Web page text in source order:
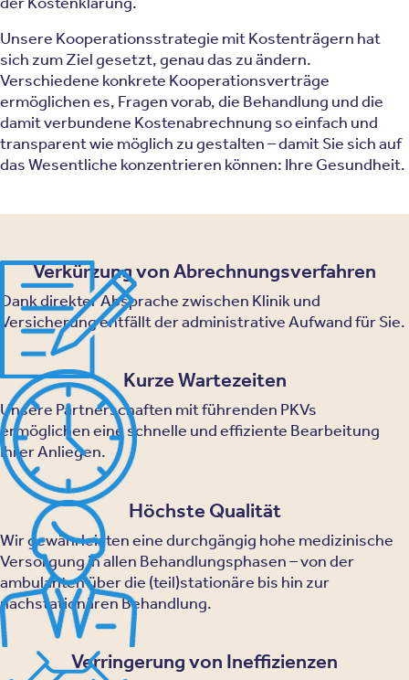
Unsere Kooperationsstrategie mit Kostenträgern hat
sich zum Ziel gesetzt, genau das zu ändern.
Verschiedene konkrete Kooperationsverträge
ermöglichen es, Fragen vorab, die Behandlung und die
damit verbundene Kostenabrechnung so einfach und
transparent wie möglich zu gestalten – damit Sie sich auf
das Wesentliche konzentrieren können: Ihre Gesundheit.
Verkürzung von Abrechnungsverfahren
Dank direkter Absprache zwischen Klinik und
Versicherung entfällt der administrative Aufwand für Sie.
Kurze Wartezeiten
Unsere Partnerschaften mit führenden PKVs
ermöglichen eine schnelle und effiziente Bearbeitung
Ihrer Anliegen.
Höchste Qualität
Wir gewährleisten eine durchgängig hohe medizinische
Versorgung in allen Behandlungsphasen – von der
ambulanten über die (teil)stationäre bis hin zur
nachstationären Behandlung.
Verringerung von Ineffizienzen